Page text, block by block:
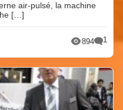
air-pulsé, la machine
[…]
894 1